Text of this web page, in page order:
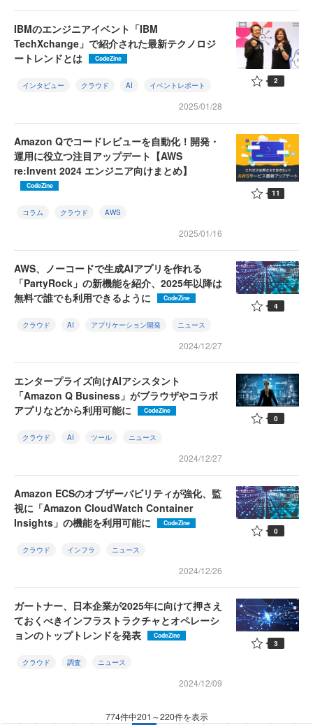
IBMのエンジニアイベント「IBM
TechXchange」で紹介された最新テクノロジ
ートレンドとは
CodeZine
インタビュー クラウド AI イベントレポート
2025/01/28
2
Amazon Qでコードレビューを自動化！開発・
運用に役立つ注目アップデート【AWS
re:Invent 2024 エンジニア向けまとめ】
CodeZine
コラム クラウド AWS
2025/01/16
11
AWS、ノーコードで生成AIアプリを作れる
「PartyRock」の新機能を紹介、2025年以降は
無料で誰でも利用できるように
CodeZine
クラウド AI アプリケーション開発 ニュース
2024/12/27
4
エンタープライズ向けAIアシスタント
「Amazon Q Business」がブラウザやコラボ
アプリなどから利用可能に
CodeZine
クラウド AI ツール ニュース
2024/12/27
0
Amazon ECSのオブザーバビリティが強化、監
視に「Amazon CloudWatch Container
Insights」の機能を利用可能に
CodeZine
クラウド インフラ ニュース
2024/12/26
0
ガートナー、日本企業が2025年に向けて押さえ
ておくべきインフラストラクチャとオペレーシ
ョンのトップトレンドを発表
CodeZine
クラウド 調査 ニュース
2024/12/09
3
774件中201～220件を表示